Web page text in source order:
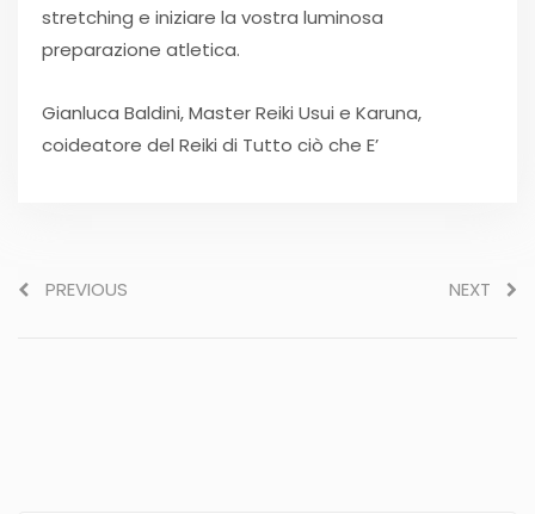
stretching e iniziare la vostra luminosa
preparazione atletica.
Gianluca Baldini, Master Reiki Usui e Karuna,
coideatore del Reiki di Tutto ciò che E’
PREVIOUS NEXT